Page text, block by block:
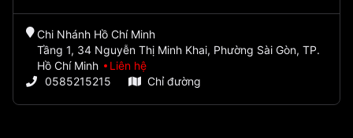
Chi Nhánh Hồ Chí Minh
Tầng 1, 34 Nguyễn Thị Minh Khai, Phường Sài Gòn, TP.
Hồ Chí Minh
Liên hệ
0585215215
Chỉ đường